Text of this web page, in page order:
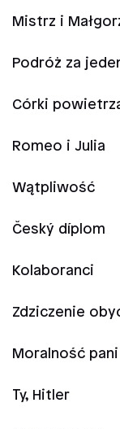
Mistrz i
Podróż za
Córki
Romeo i Julia
Wątpliwość
Český díplom
Kolaboranci
Zdziczenie
Moralność
Ty, Hitler